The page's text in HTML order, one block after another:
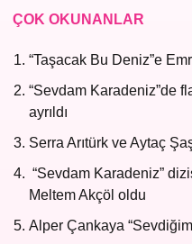
ÇOK OKUNANLAR
“Taşacak Bu Deniz”e
“Sevdam Karadeniz”de
ayrıldı
Serra Arıtürk ve Aytaç
“Sevdam Karadeniz”
Meltem Akçöl oldu
Alper Çankaya